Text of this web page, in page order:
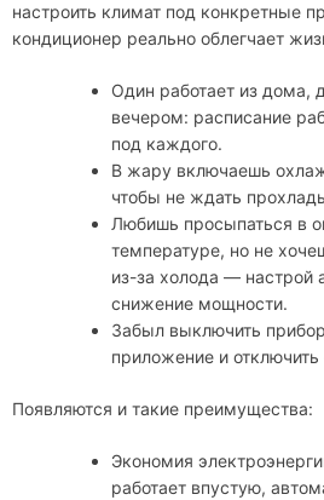
настроить климат под конкретные
кондиционер реально облегчает
Один работает из дома,
вечером: расписание
под каждого.
В жару включаешь
чтобы не ждать
Любишь просыпаться в
температуре, но не
из-за холода — настрой
снижение мощности.
Забыл выключить
приложение и отключить
Появляются и такие преимущества:
Экономия
работает впустую,